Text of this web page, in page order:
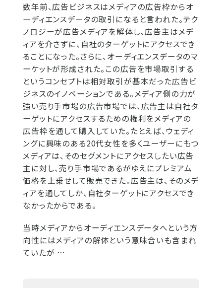
数年前、広告ビジネスはメディアの広告枠からオ
ーディエンスデータの取引になると言われた。テク
ノロジーが広告メディアを解体し、広告主はメデ
ィアを介さずに、自社のターゲットにアクセスでき
ることになった。さらに、オーディエンスデータのマ
ーケットが形成された。この広告を市場取引する
というコンセプトは相対取引が基本だった広告ビ
ジネスのイノベーションである。メディア側の力が
強い売り手市場の広告市場では、広告主は自社タ
ーゲットにアクセスするための権利をメディアの
広告枠を通して購入していた。たとえば、ウェディ
ングに興味のある20代女性を多くユーザーにもつ
メディアは、そのセグメントにアクセスしたい広告
主に対し、売り手市場であるがゆえにプレミアム
価格を上乗せして販売できた。広告主は、そのメデ
ィアを通してしか、自社ターゲットにアクセスでき
なかったからである。
当時メディアからオーディエンスデータへという方
向性にはメディアの解体という意味合いも含まれ
ていたが …